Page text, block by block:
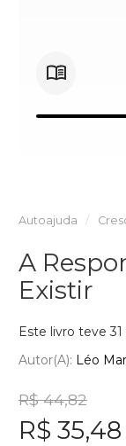
Autoajuda
A
Existir
Este livro teve
Autor(a): Léo
R$ 44,82
R$ 35,48